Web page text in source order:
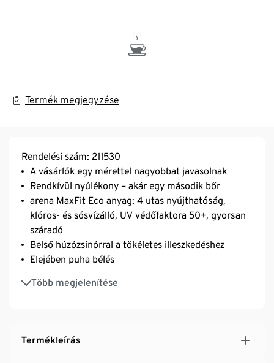
Termék megjegyzése
Rendelési szám: 211530
A vásárlók egy mérettel nagyobbat javasolnak
Rendkívül nyúlékony – akár egy második bőr
arena MaxFit Eco anyag: 4 utas nyújthatóság,
klóros- és sósvízálló, UV védőfaktora 50+, gyorsan
száradó
Belső húzózsinórral a tökéletes illeszkedéshez
Elejében puha bélés
Több megjelenítése
Újrahasznosított poliamiddal
A termék fő anyaga OEKO-TEX® STANDARD 100
Termékleírás